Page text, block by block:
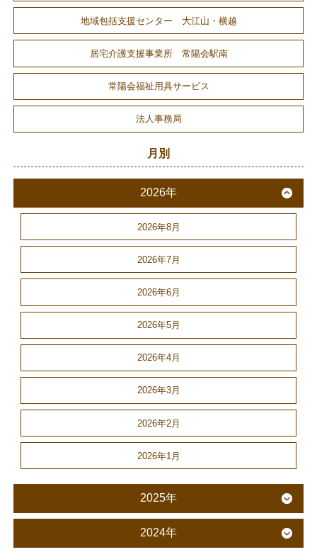
地域包括支援センター 大江山・横越
居宅介護支援事業所 常陽会駅南
常陽会福祉用具サービス
法人事務局
月別
2026年
2026年8月
2026年7月
2026年6月
2026年5月
2026年4月
2026年3月
2026年2月
2026年1月
2025年
2024年